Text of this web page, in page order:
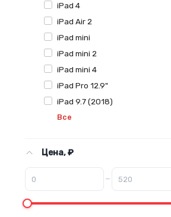
iPad 4
iPad Air 2
iPad mini
iPad mini 2
iPad mini 4
iPad Pro 12.9"
iPad 9.7 (2018)
Все
Цена, ₽
–